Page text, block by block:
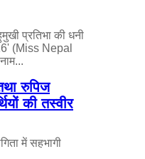
प्रतिभा की धनी
(Miss Nepal
रुपिज
की तस्वीर
में सहभागी